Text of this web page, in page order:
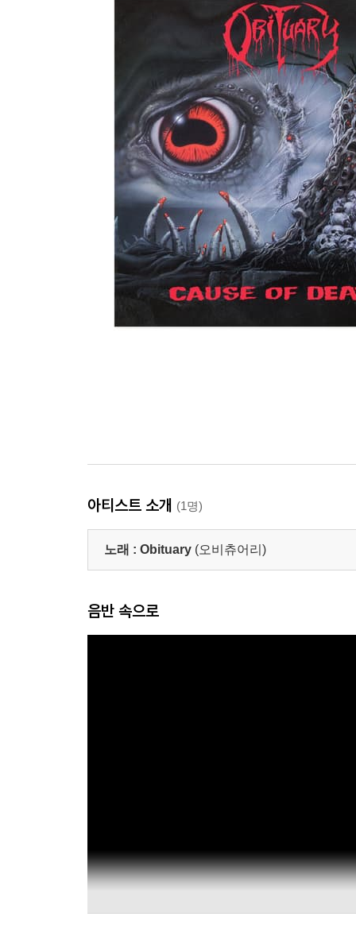
아티스트 소개 (1명)
노래 : Obituary (오비츄어리)
음반 속으로